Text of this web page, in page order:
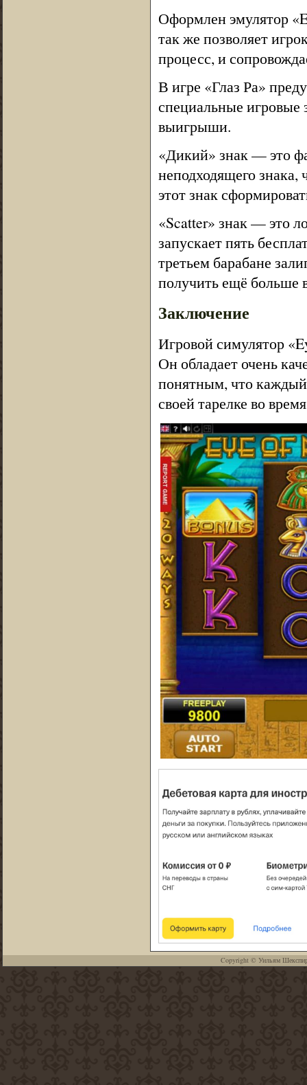
Оформлен эмулятор
так же позволяет
процесс, и
В игре «Глаз Ра»
специальные игровые
выигрыши.
«Дикий» знак — это
неподходящего
этот знак
«Scatter» знак — это
запускает пять
третьем барабане
получить ещё больше
Заключение
Игровой симулятор
Он обладает очень
понятным, что каждый
своей тарелке во
Copyright © Уильям